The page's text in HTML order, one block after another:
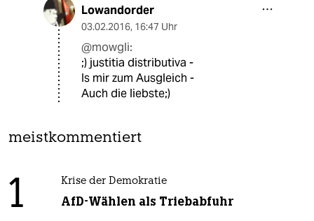
Lowandorder
03.02.2016, 16:47 Uhr
@mowgli:
;) justitia distributiva -
Is mir zum Ausgleich -
Auch die liebste;)
meistkommentiert
1 Krise der Demokratie
AfD-Wählen als Triebabfuhr